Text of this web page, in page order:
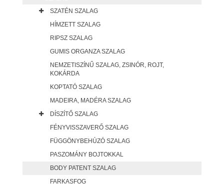
SZATÉN SZALAG
HÍMZETT SZALAG
RIPSZ SZALAG
GUMIS ORGANZA SZALAG
NEMZETISZÍNŰ SZALAG, ZSINÓR, ROJT,
KOKÁRDA
KOPTATÓ SZALAG
MADEIRA, MADÉRA SZALAG
DÍSZÍTŐ SZALAG
FÉNYVISSZAVERŐ SZALAG
FÜGGÖNYBEHÚZÓ SZALAG
PASZOMÁNY BOJTOKKAL
BODY PATENT SZALAG
FARKASFOG